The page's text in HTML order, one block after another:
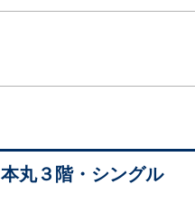
本丸３階・シングル